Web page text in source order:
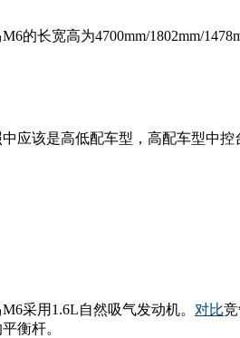
的长宽高为4700mm/1802mm/
应该是高低配车型，高配车型中
采用1.6L自然吸气发动机。 对比
衡杆。